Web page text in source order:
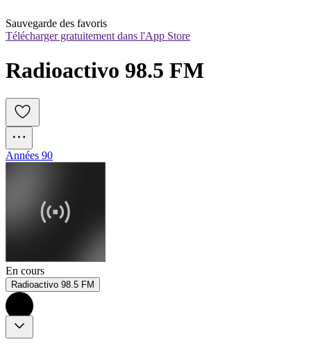
Sauvegarde des favoris
Télécharger gratuitement dans l'App Store
Radioactivo 98.5 FM
Années 90
En cours
Radioactivo 98.5 FM